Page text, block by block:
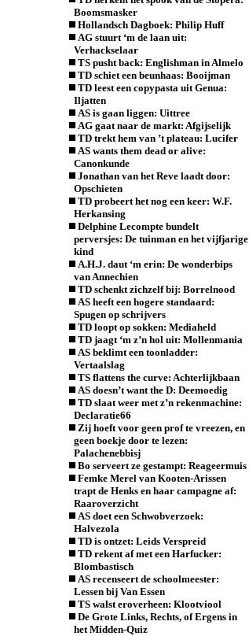
Boomsmasker
Hollandsch Dagboek: Philip Huff
AG stuurt ‘m de laan uit:
Verhackselaar
TS pusht back: Englishman in Almelo
TD schiet een beunhaas: Booijman
TD leest een copypasta uit Genua:
Iljatten
AS is gaan liggen: Uittree
AG gaat naar de markt: Afgijselijk
TD trekt hem van ’t plateau: Lucifer
AS wants them dead or alive:
Canonkunde
Jonathan van het Reve laadt door:
Opschieten
TD probeert het nog een keer: W.F.
Herkansing
Delphine Lecompte bundelt
perversjes: De tuinman en het vijfjarige
kind
A.H.J. daut ‘m erin: De wonderbips
van Annechien
TD schenkt zichzelf bij: Borrelnood
AS heeft een hogere standaard:
Spugen op schrijvers
TD loopt op sokken: Mediaheld
TD jaagt ‘m z’n hol uit: Mollenmania
AS beklimt een toonladder:
Vertaalslag
TS flattens the curve: Achterlijkbaan
AS doesn’t want the D: Deemoedig
TD slaat weer met z’n rekenmachine:
Declaratie66
Zij hoeft voor geen prof te vreezen, en
geen boekje door te lezen:
Palachenebbisj
Bo serveert ze gestampt: Reageermuis
Femke Merel van Kooten-Arissen
trapt de Henks en haar campagne af:
Raaroverzicht
AS doet een Schwobverzoek:
Halvezola
TD is ontzet: Leids Verspreid
TD rekent af met een Harfucker:
Blombastisch
AS recenseert de schoolmeester:
Lessen bij Van Essen
TS walst eroverheen: Klootviool
De Grote Links, Rechts, of Ergens in
het Midden-Quiz